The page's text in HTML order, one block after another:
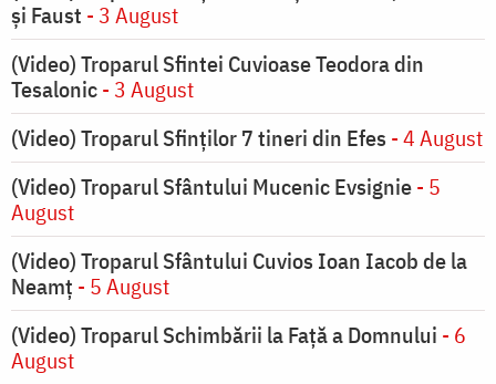
și Faust - 3 August
(Video) Troparul Sfintei Cuvioase Teodora din
Tesalonic- 3 August
(Video) Troparul Sfinților 7 tineri din Efes - 4 August
(Video) Troparul Sfântului Mucenic Evsignie- 5
August
(Video) Troparul Sfântului Cuvios Ioan Iacob de la
Neamț - 5 August
(Video) Troparul Schimbării la Față a Domnului - 6
August